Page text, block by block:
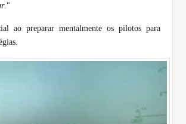
."
ao preparar mentalmente os pilotos para